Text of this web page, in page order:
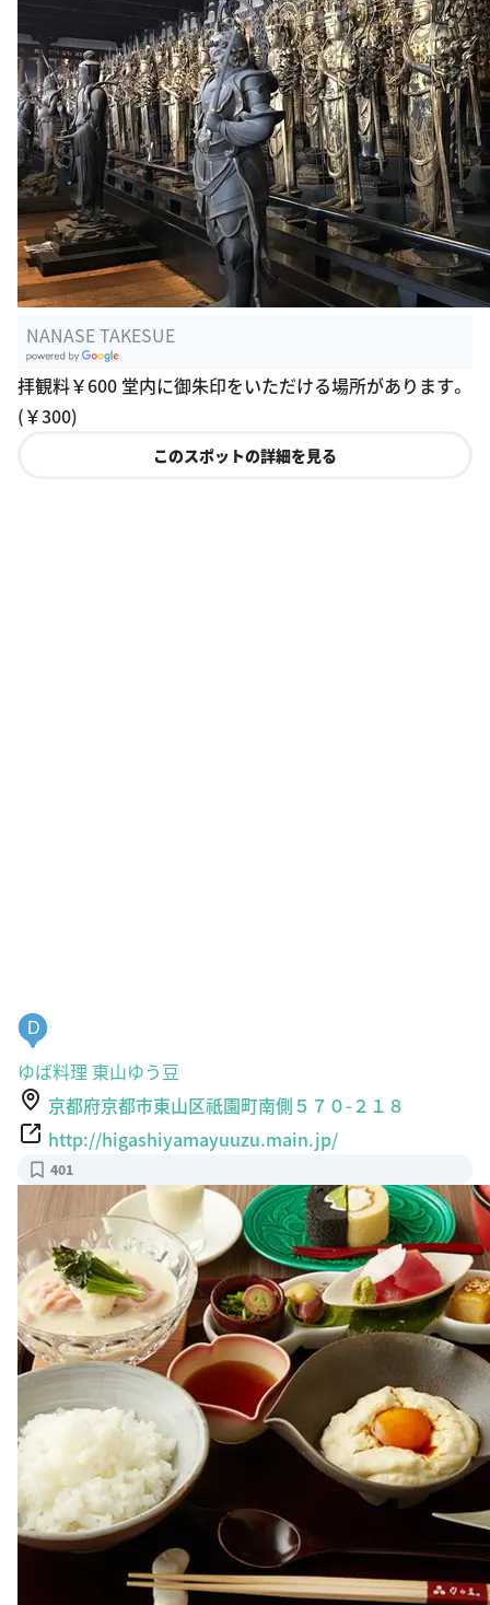
NANASE TAKESUE
oogle Plac
es
拝観料￥600 堂内に御朱印をいただける場所があります。
(￥300)
このスポットの詳細を見る
D
ゆば料理 東山ゆう豆
京都府京都市東山区祇園町南側５７０-２１８
http://higashiyamayuuzu.main.jp/
401